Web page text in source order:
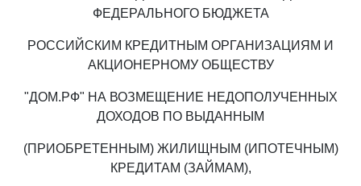
ФЕДЕРАЛЬНОГО БЮДЖЕТА
РОССИЙСКИМ КРЕДИТНЫМ ОРГАНИЗАЦИЯМ И
АКЦИОНЕРНОМУ ОБЩЕСТВУ
"ДОМ.РФ" НА ВОЗМЕЩЕНИЕ НЕДОПОЛУЧЕННЫХ
ДОХОДОВ ПО ВЫДАННЫМ
(ПРИОБРЕТЕННЫМ) ЖИЛИЩНЫМ (ИПОТЕЧНЫМ)
КРЕДИТАМ (ЗАЙМАМ),